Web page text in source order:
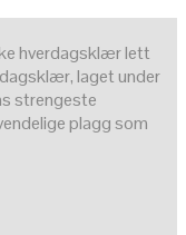
hverdagsklær lett
laget under
strengeste
plagg som